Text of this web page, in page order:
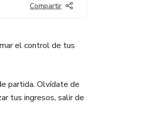
Compartir
el control de tus
partida. Olvídate de
tus ingresos, salir de